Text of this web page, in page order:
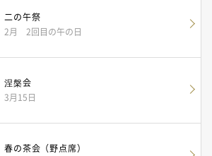
二の午祭
2月 2回目の午の日
涅槃会
3月15日
春の茶会（野点席）